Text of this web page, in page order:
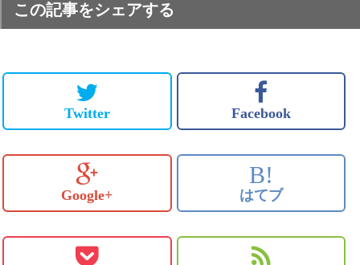
この記事をシェアする
Twitter Facebook
Google+
B!
はてブ